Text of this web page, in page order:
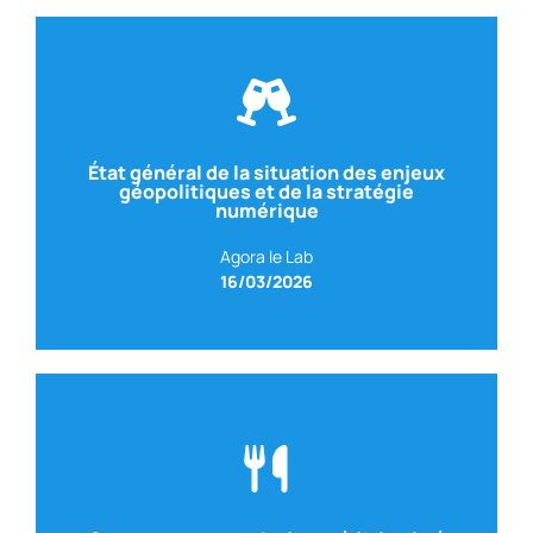
État général de la situation des enjeux
géopolitiques et de la stratégie
numérique
Agora le Lab
16/03/2026
Avec Stephen DUSO-BAUDUIN
Specialiste en géopolitique et relations
internationales, vice président du think tank ercle
Geneviève DUSO-BAUDUIN
Voir le replay